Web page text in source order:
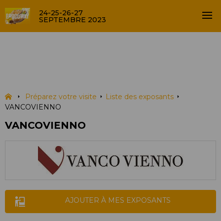
24-25-26-27
SEPTEMBRE 2023
Préparez votre visite
Liste des exposants
VANCOVIENNO
VANCOVIENNO
AJOUTER À MES EXPOSANTS